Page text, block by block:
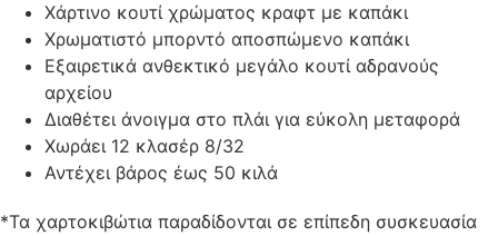
Χάρτινο κουτί χρώματος κραφτ με καπάκι
Χρωματιστό μπορντό αποσπώμενο καπάκι
Εξαιρετικά ανθεκτικό μεγάλο κουτί αδρανούς
αρχείου
Διαθέτει άνοιγμα στο πλάι για εύκολη μεταφορά
Χωράει 12 κλασέρ 8/32
Αντέχει βάρος έως 50 κιλά
*Τα χαρτοκιβώτια παραδίδονται σε επίπεδη συσκευασία